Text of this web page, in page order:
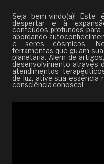
Seja bem-vindo(a)!
despertar e à
conteúdos profundos
abordando
e seres cósmicos.
ferramentas que guiam
planetária. Além de
desenvolvimento através
atendimentos
de luz, ative sua essência
consciência conosco!